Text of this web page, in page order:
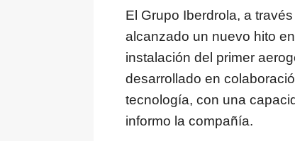
El Grupo Iberdrola, a
alcanzado un nuevo hito
instalación del primer
desarrollado en
tecnología, con una
informo la compañía.